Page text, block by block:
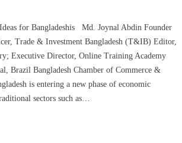
for Bangladeshis Md. Joynal Abdin Founder
Trade & Investment Bangladesh (T&IB) Editor,
Executive Director, Online Training Academy
Brazil Bangladesh Chamber of Commerce &
is entering a new phase of economic
sectors such as…